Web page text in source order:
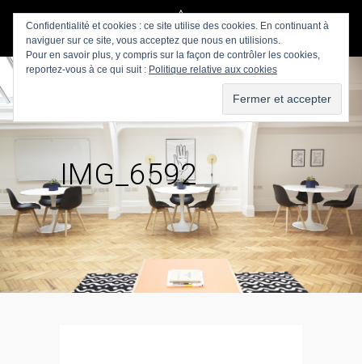
IMG_6592
Confidentialité et cookies : ce site utilise des cookies. En continuant à
naviguer sur ce site, vous acceptez que nous en utilisions.
Pour en savoir plus, y compris sur la façon de contrôler les cookies,
reportez-vous à ce qui suit : Politique relative aux cookies